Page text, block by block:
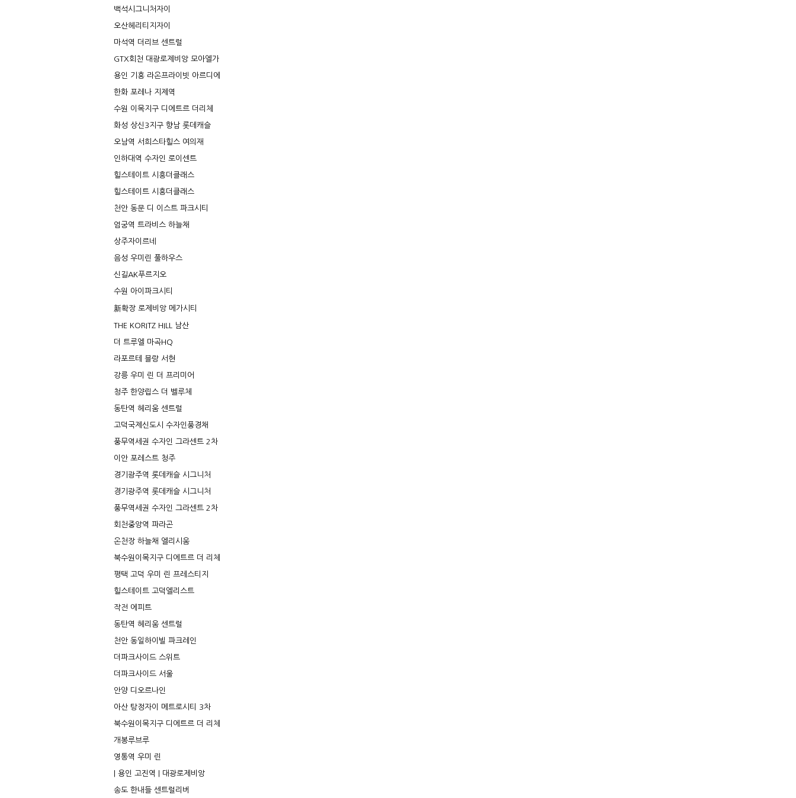
백석시그니처자이
오산헤리티지자이
마석역 더리브 센트럴
GTX회천 대광로제비앙 모아엘가
용인 기흥 라온프라이빗 아르디에
한화 포레나 지제역
수원 이목지구 디에트르 더리체
화성 상신3지구 향남 롯데캐슬
오남역 서희스타힐스 여의재
인하대역 수자인 로이센트
힐스테이트 시흥더클래스
힐스테이트 시흥더클래스
천안 동문 디 이스트 파크시티
엄궁역 트라비스 하늘채
상주자이르네
음성 우미린 풀하우스
신길AK푸르지오
수원 아이파크시티
新확장 로제비앙 메가시티
THE KORITZ HILL 남산
더 트루엘 마곡HQ
라포르테 블랑 서현
강릉 우미 린 더 프리미어
청주 한양립스 더 벨루체
동탄역 헤리움 센트럴
고덕국제신도시 수자인풍경채
풍무역세권 수자인 그라센트 2차
이안 포레스트 청주
경기광주역 롯데캐슬 시그니처
경기광주역 롯데캐슬 시그니처
풍무역세권 수자인 그라센트 2차
회천중앙역 파라곤
온천장 하늘채 엘리시움
북수원이목지구 디에트르 더 리체
평택 고덕 우미 린 프레스티지
힐스테이트 고덕엘리스트
작전 에피트
동탄역 헤리움 센트럴
천안 동일하이빌 파크레인
더파크사이드 스위트
더파크사이드 서울
안양 디오르나인
아산 탕정자이 메트로시티 3차
북수원이목지구 디에트르 더 리체
개봉루브루
영통역 우미 린
| 용인 고진역 | 대광로제비앙
송도 한내들 센트럴리버